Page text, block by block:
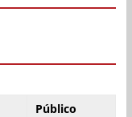
Público